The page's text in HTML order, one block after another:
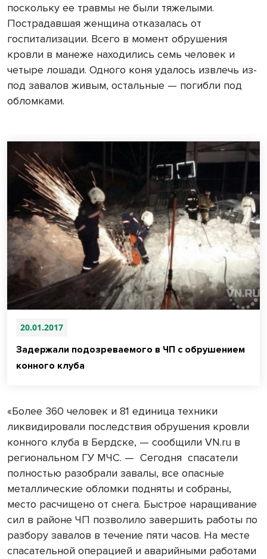
поскольку ее травмы не были тяжелыми.
Пострадавшая женщина отказалась от
госпитализации. Всего в момент обрушения
кровли в манеже находились семь человек и
четыре лошади. Одного коня удалось извлечь из-
под завалов живым, остальные — погибли под
обломками.
20.01.2017
Задержали подозреваемого в ЧП с обрушением
конного клуба
«Более 360 человек и 81 единица техники
ликвидировали последствия обрушения кровли
конного клуба в Бердске, — сообщили VN.ru в
региональном ГУ МЧС. — Сегодня спасатели
полностью разобрали завалы, все опасные
металлические обломки подняты и собраны,
место расчищено от снега. Быстрое наращивание
сил в районе ЧП позволило завершить работы по
разбору завалов в течение пяти часов. На месте
спасательной операцией и аварийными работами